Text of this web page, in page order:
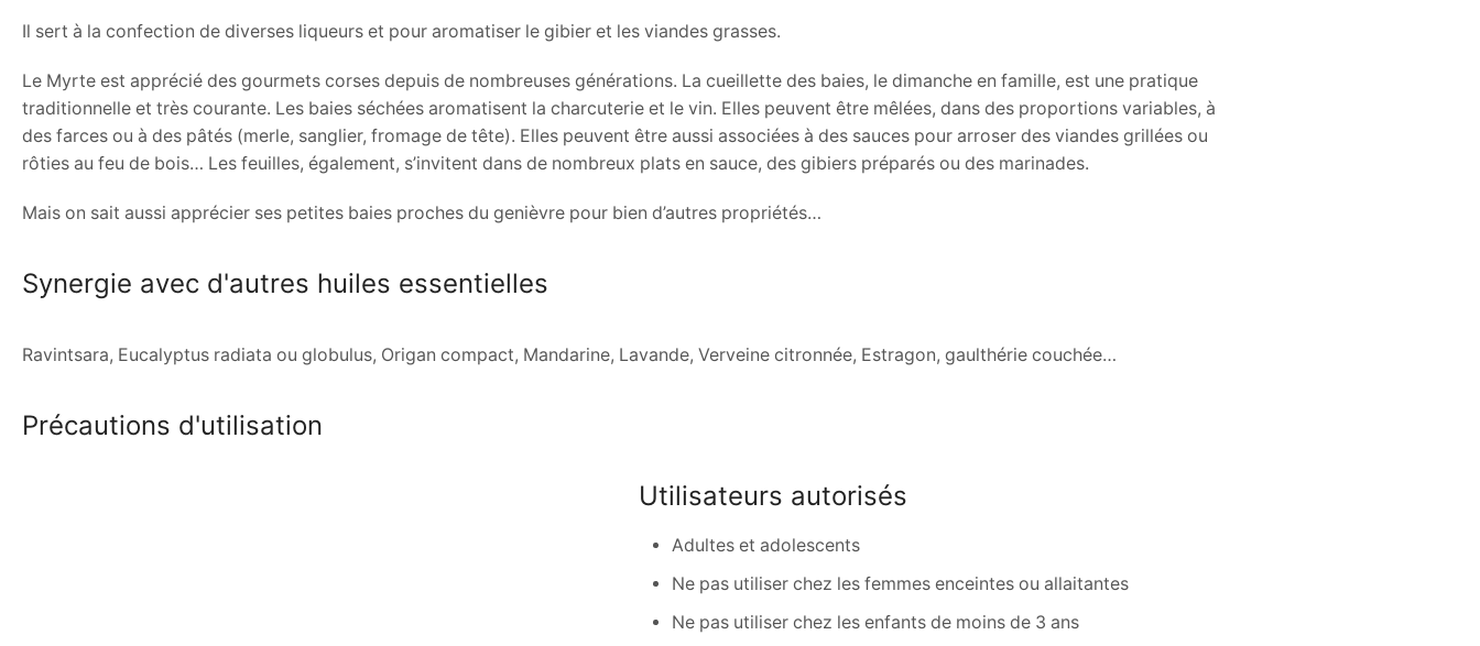
Il sert à la confection de diverses liqueurs et pour aromatiser le gibier et les viandes grasses.
Le Myrte est apprécié des gourmets corses depuis de nombreuses générations. La cueillette des baies, le dimanche en famille, est une pratique
traditionnelle et très courante. Les baies séchées aromatisent la charcuterie et le vin. Elles peuvent être mêlées, dans des proportions variables, à
des farces ou à des pâtés (merle, sanglier, fromage de tête). Elles peuvent être aussi associées à des sauces pour arroser des viandes grillées ou
rôties au feu de bois… Les feuilles, également, s’invitent dans de nombreux plats en sauce, des gibiers préparés ou des marinades.
Mais on sait aussi apprécier ses petites baies proches du genièvre pour bien d’autres propriétés…
Synergie avec d'autres huiles essentielles
Ravintsara, Eucalyptus radiata ou globulus, Origan compact, Mandarine, Lavande, Verveine citronnée, Estragon, gaulthérie couchée…
Précautions d'utilisation
Utilisateurs autorisés
Adultes et adolescents
Ne pas utiliser chez les femmes enceintes ou allaitantes
Ne pas utiliser chez les enfants de moins de 3 ans